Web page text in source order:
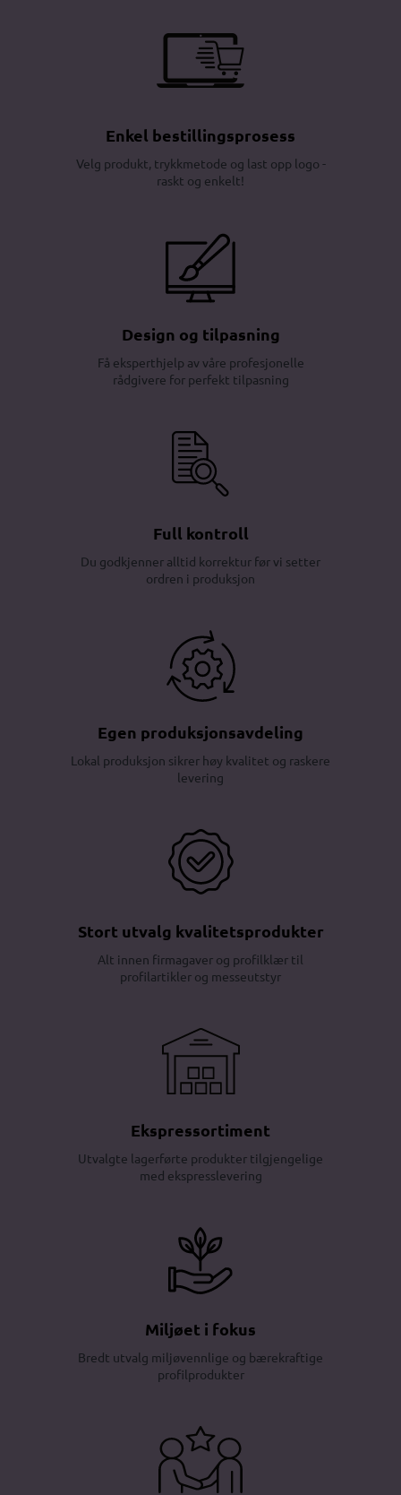
Enkel bestillingsprosess
Velg produkt, trykkmetode og last opp logo -
raskt og enkelt!
Design og tilpasning
Få eksperthjelp av våre profesjonelle
rådgivere for perfekt tilpasning
Full kontroll
Du godkjenner alltid korrektur før vi setter
ordren i produksjon
Egen produksjonsavdeling
Lokal produksjon sikrer høy kvalitet og raskere
levering
Stort utvalg kvalitetsprodukter
Alt innen firmagaver og profilklær til
profilartikler og messeutstyr
Ekspressortiment
Utvalgte lagerførte produkter tilgjengelige
med ekspresslevering
Miljøet i fokus
Bredt utvalg miljøvennlige og bærekraftige
profilprodukter